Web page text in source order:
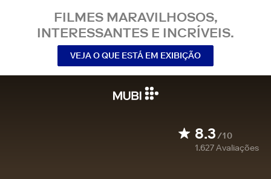
FILMES MARAVILHOSOS,
INTERESSANTES E INCRÍVEIS.
VEJA O QUE ESTÁ EM EXIBIÇÃO
8.3/10
1.627Avaliações